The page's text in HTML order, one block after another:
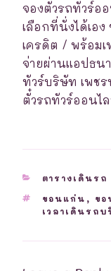
จองตั๋วรถทัวร์อ
เลือกที่นั่งได้เอ
เครดิต / พร้อม
จ่ายผ่านแอปธน
ทัวร์บริษัท เพชร
ตั๋วรถทัวร์ออนไ
CATEGORIES
ตารางเดินรถ
TAGS
ขอนแก่น , ข
เวลาเดินรถ